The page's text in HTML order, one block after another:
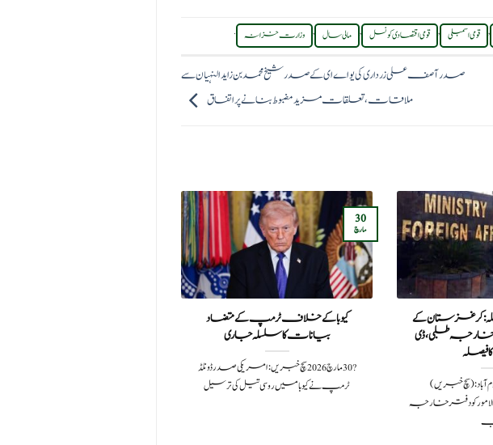
, قومی اسمبلی , قومی اقتصادی کونسل , مالی سال , وزارت خزانہ .
صدر آصف علی زرداری کی یو اے ای کے صدر شیخ محمد بن زاید النہیان سے
ملاقات، تعلقات مزید مضبوط بنانے پر اتفاق
کرغزستان کے
خارجہ طلبی، ڈی
فیصلہ
آباد: (سچ خبریں)
کو دفتر خارجہ
کیوبا کے خلاف ٹرمپ کے متضاد
بیانات کا سلسلہ جاری
?️ 30 مارچ 2026سچ خبریں:امریکی صدر ڈونلڈ
ٹرمپ نے کیوبا میں روسی تیل کی ترسیل
30
مارچ